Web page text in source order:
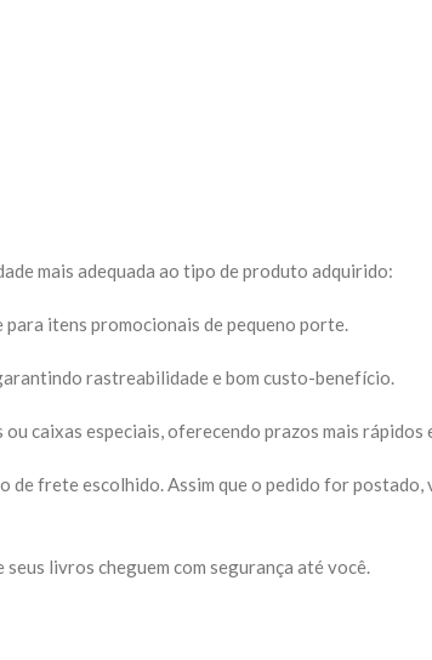
mais adequada ao tipo de produto adquirido:
para itens promocionais de pequeno porte.
rastreabilidade e bom custo-benefício.
ou caixas especiais, oferecendo prazos mais
frete escolhido. Assim que o pedido for
livros cheguem com segurança até você.